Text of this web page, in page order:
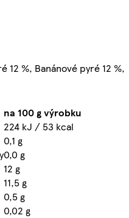
12 %, Banánové pyré 12 %,
na 100 g výrobku
224 kJ / 53 kcal
0,1 g
0,0 g
12 g
11,5 g
0,5 g
0,02 g